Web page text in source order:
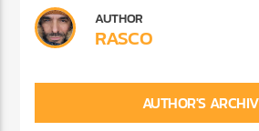
AUTHOR
RASCO
AUTHOR'S